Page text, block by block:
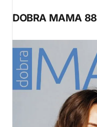
DOBRA MAMA 88